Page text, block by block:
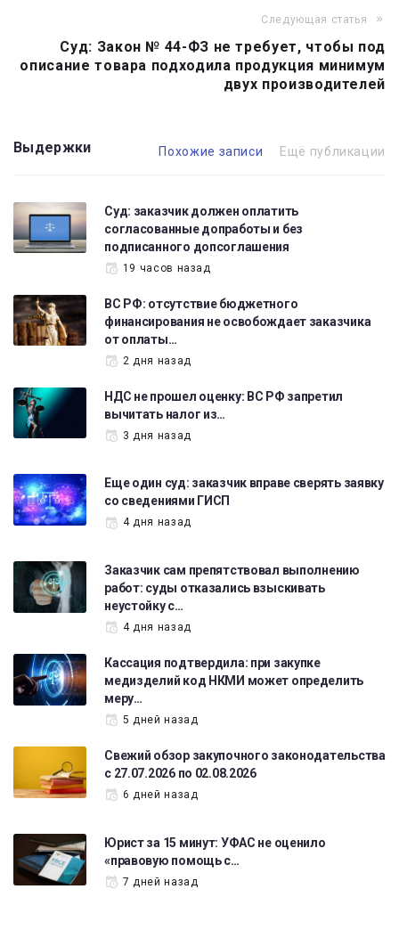
Следующая статья
Суд: Закон № 44-ФЗ не требует, чтобы под
описание товара подходила продукция минимум
двух производителей
Выдержки Похожие записи Ещё публикации
Суд: заказчик должен оплатить
согласованные допработы и без
подписанного допсоглашения
19 часов назад
ВС РФ: отсутствие бюджетного
финансирования не освобождает заказчика
от оплаты…
2 дня назад
НДС не прошел оценку: ВС РФ запретил
вычитать налог из…
3 дня назад
Еще один суд: заказчик вправе сверять заявку
со сведениями ГИСП
4 дня назад
Заказчик сам препятствовал выполнению
работ: суды отказались взыскивать
неустойку с…
4 дня назад
Кассация подтвердила: при закупке
медизделий код НКМИ может определить
меру…
5 дней назад
Свежий обзор закупочного законодательства
с 27.07.2026 по 02.08.2026
6 дней назад
Юрист за 15 минут: УФАС не оценило
«правовую помощь с…
7 дней назад